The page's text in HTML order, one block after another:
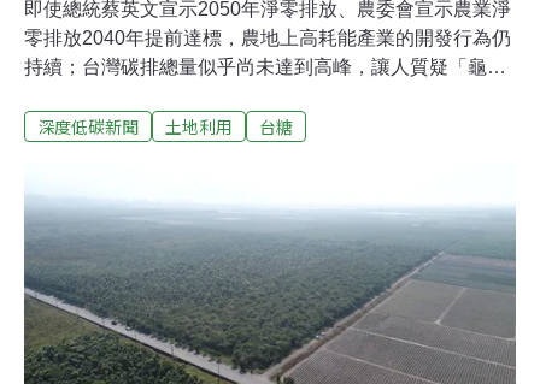
即使總統蔡英文宣示2050年淨零排放、農委會宣示農業淨
零排放2040年提前達標，農地上高耗能產業的開發行為仍
持續；台灣碳排總量似乎尚未達到高峰，讓人質疑「龜苓
綠能產業園區、台中東大科技產業園區等開發案，即鎖定
部分林木，卻不需提出淨零排放對策。時代力量立委陳椒
華日前即對台糖公司名下農地利用開發不斷，且絕多數是
將農地變成工業區，甚至不惜將園區原本深具碳匯的森林
剷平，顯然違背淨零排放的目標，為此召開記者會，要求
台糖檢討政策，基於國家一體，共赴淨零排碳國家大計。
國營事業私人土地 台糖用地爭議不斷台糖土地從國民政府
深度低碳新聞 土地利用 台糖